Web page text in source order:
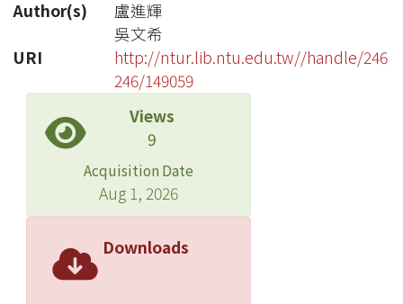
Author(s)
盧進輝
吳文希
URI
http://ntur.lib.ntu.edu.tw//handle/246
246/149059
Views
9
Acquisition Date
Aug 1, 2026
Downloads